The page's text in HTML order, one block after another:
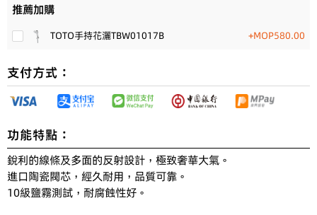
功能特點：
銳利的線條及多面的反射設計，極致奢華大氣。
進口陶瓷閥芯，經久耐用，品質可靠。
10級鹽霧測試，耐腐蝕性好。
推薦加購
TOTO手持花灑TBW01017B +MOP580.00
支付方式：